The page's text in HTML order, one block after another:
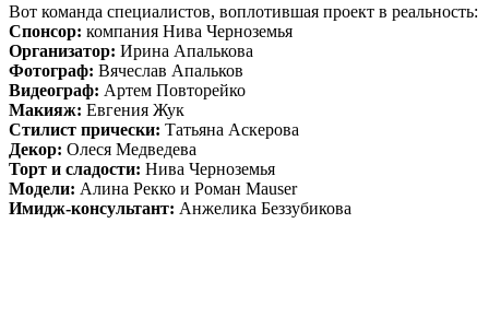
Вот команда специалистов, воплотившая проект в реальность:
Спонсор: компания Нива Черноземья
Организатор: Ирина Апалькова
Фотограф: Вячеслав Апальков
Видеограф: Артем Повторейко
Макияж: Евгения Жук
Стилист прически: Татьяна Аскерова
Декор: Олеся Медведева
Торт и сладости: Нива Черноземья
Модели: Алина Рекко и Роман Mauser
Имидж-консультант: Анжелика Беззубикова